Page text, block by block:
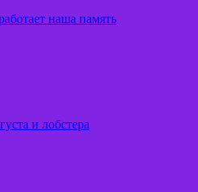
наша память
и лобстера